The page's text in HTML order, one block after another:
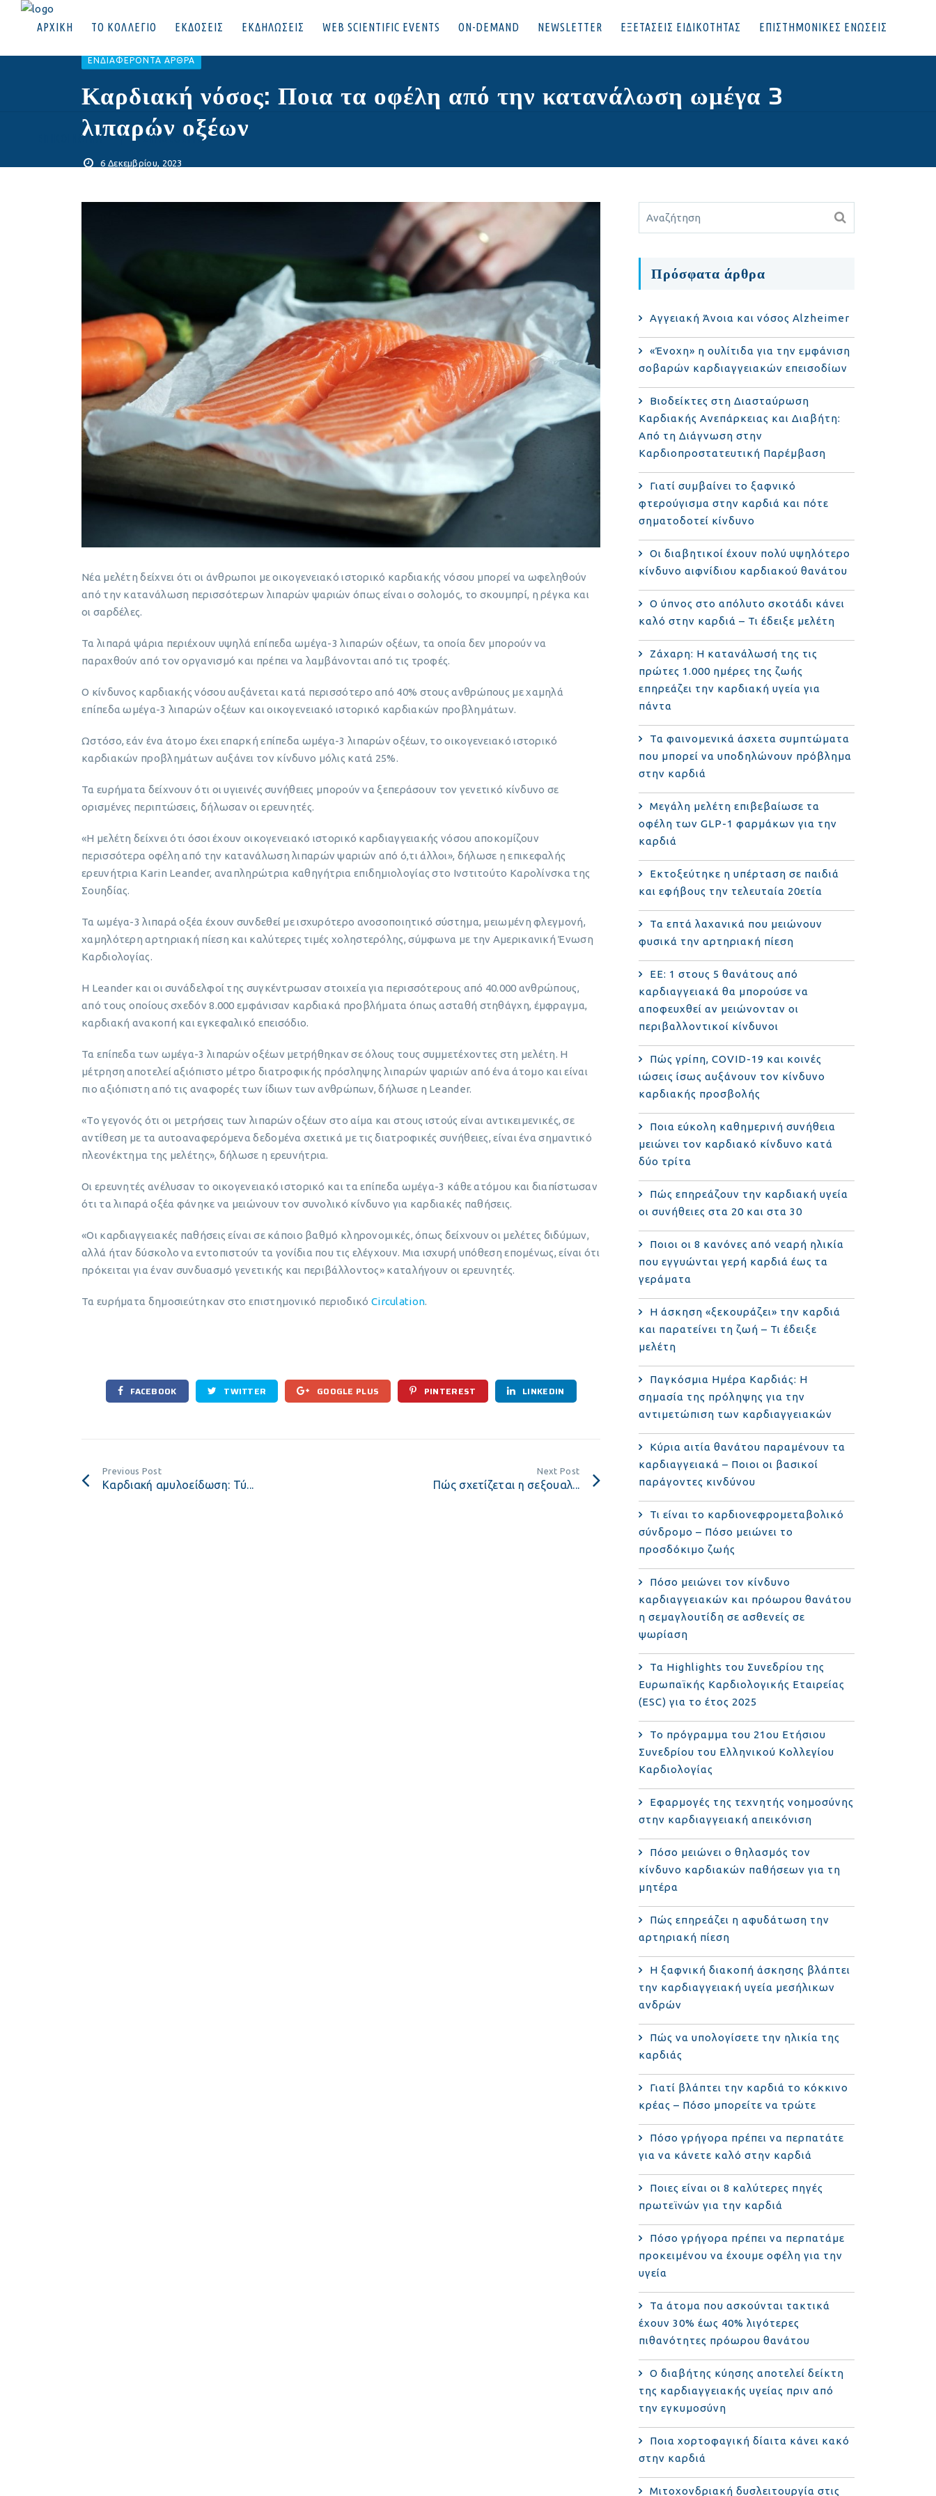
ΑΡΧΙΚΗ ΤΟ ΚΟΛΛΕΓΙΟ ΕΚΔΟΣΕΙΣ ΕΚΔΗΛΩΣΕΙΣ WEB SCIENTIFIC EVENTS ON-DEMAND NEWSLETTER ΕΞΕΤΑΣΕΙΣ ΕΙΔΙΚΟΤΗΤΑΣ ΕΠΙΣΤΗΜΟΝΙΚΕΣ ΕΝΩΣΕΙΣ
ΕΠΙΚΟΙΝΩΝΙΑ | ΣΥΝΔΕΘΕΙΤΕ
EΝΔΙΑΦΈΡΟΝΤΑ ΆΡΘΡΑ
Καρδιακή νόσος: Ποια τα οφέλη από την κατανάλωση ωμέγα 3
λιπαρών οξέων
6 Δεκεμβρίου, 2023
Νέα μελέτη δείχνει ότι οι άνθρωποι με οικογενειακό ιστορικό καρδιακής νόσου μπορεί να ωφεληθούν
από την κατανάλωση περισσότερων λιπαρών ψαριών όπως είναι ο σολομός, το σκουμπρί, η ρέγκα και
οι σαρδέλες.
Τα λιπαρά ψάρια περιέχουν υψηλά επίπεδα ωμέγα-3 λιπαρών οξέων, τα οποία δεν μπορούν να
παραχθούν από τον οργανισμό και πρέπει να λαμβάνονται από τις τροφές.
Ο κίνδυνος καρδιακής νόσου αυξάνεται κατά περισσότερο από 40% στους ανθρώπους με χαμηλά
επίπεδα ωμέγα-3 λιπαρών οξέων και οικογενειακό ιστορικό καρδιακών προβλημάτων.
Ωστόσο, εάν ένα άτομο έχει επαρκή επίπεδα ωμέγα-3 λιπαρών οξέων, το οικογενειακό ιστορικό
καρδιακών προβλημάτων αυξάνει τον κίνδυνο μόλις κατά 25%.
Τα ευρήματα δείχνουν ότι οι υγιεινές συνήθειες μπορούν να ξεπεράσουν τον γενετικό κίνδυνο σε
ορισμένες περιπτώσεις, δήλωσαν οι ερευνητές.
«Η μελέτη δείχνει ότι όσοι έχουν οικογενειακό ιστορικό καρδιαγγειακής νόσου αποκομίζουν
περισσότερα οφέλη από την κατανάλωση λιπαρών ψαριών από ό,τι άλλοι», δήλωσε η επικεφαλής
ερευνήτρια Karin Leander, αναπληρώτρια καθηγήτρια επιδημιολογίας στο Ινστιτούτο Καρολίνσκα της
Σουηδίας.
Τα ωμέγα-3 λιπαρά οξέα έχουν συνδεθεί με ισχυρότερο ανοσοποιητικό σύστημα, μειωμένη φλεγμονή,
χαμηλότερη αρτηριακή πίεση και καλύτερες τιμές χοληστερόλης, σύμφωνα με την Αμερικανική Ένωση
Καρδιολογίας.
Η Leander και οι συνάδελφοί της συγκέντρωσαν στοιχεία για περισσότερους από 40.000 ανθρώπους,
από τους οποίους σχεδόν 8.000 εμφάνισαν καρδιακά προβλήματα όπως ασταθή στηθάγχη, έμφραγμα,
καρδιακή ανακοπή και εγκεφαλικό επεισόδιο.
Τα επίπεδα των ωμέγα-3 λιπαρών οξέων μετρήθηκαν σε όλους τους συμμετέχοντες στη μελέτη. Η
μέτρηση αποτελεί αξιόπιστο μέτρο διατροφικής πρόσληψης λιπαρών ψαριών από ένα άτομο και είναι
πιο αξιόπιστη από τις αναφορές των ίδιων των ανθρώπων, δήλωσε η Leander.
«Το γεγονός ότι οι μετρήσεις των λιπαρών οξέων στο αίμα και στους ιστούς είναι αντικειμενικές, σε
αντίθεση με τα αυτοαναφερόμενα δεδομένα σχετικά με τις διατροφικές συνήθειες, είναι ένα σημαντικό
πλεονέκτημα της μελέτης», δήλωσε η ερευνήτρια.
Οι ερευνητές ανέλυσαν το οικογενειακό ιστορικό και τα επίπεδα ωμέγα-3 κάθε ατόμου και διαπίστωσαν
ότι τα λιπαρά οξέα φάνηκε να μειώνουν τον συνολικό κίνδυνο για καρδιακές παθήσεις.
«Οι καρδιαγγειακές παθήσεις είναι σε κάποιο βαθμό κληρονομικές, όπως δείχνουν οι μελέτες διδύμων,
αλλά ήταν δύσκολο να εντοπιστούν τα γονίδια που τις ελέγχουν. Μια ισχυρή υπόθεση επομένως, είναι ότι
πρόκειται για έναν συνδυασμό γενετικής και περιβάλλοντος» καταλήγουν οι ερευνητές.
Τα ευρήματα δημοσιεύτηκαν στο επιστημονικό περιοδικό Circulation.
FACEBOOK TWITTER GOOGLE PLUS PINTEREST LINKEDIN
Previous Post
Καρδιακή αμυλοείδωση: Τύ...
Next Post
Πώς σχετίζεται η σεξουαλ...
Πρόσφατα άρθρα
Αγγειακή Άνοια και νόσος Alzheimer
«Ένοχη» η ουλίτιδα για την εμφάνιση
σοβαρών καρδιαγγειακών επεισοδίων
Βιοδείκτες στη Διασταύρωση
Καρδιακής Ανεπάρκειας και Διαβήτη:
Από τη Διάγνωση στην
Καρδιοπροστατευτική Παρέμβαση
Γιατί συμβαίνει το ξαφνικό
φτερούγισμα στην καρδιά και πότε
σηματοδοτεί κίνδυνο
Οι διαβητικοί έχουν πολύ υψηλότερο
κίνδυνο αιφνίδιου καρδιακού θανάτου
Ο ύπνος στο απόλυτο σκοτάδι κάνει
καλό στην καρδιά – Τι έδειξε μελέτη
Ζάχαρη: Η κατανάλωσή της τις
πρώτες 1.000 ημέρες της ζωής
επηρεάζει την καρδιακή υγεία για
πάντα
Τα φαινομενικά άσχετα συμπτώματα
που μπορεί να υποδηλώνουν πρόβλημα
στην καρδιά
Μεγάλη μελέτη επιβεβαίωσε τα
οφέλη των GLP-1 φαρμάκων για την
καρδιά
Εκτοξεύτηκε η υπέρταση σε παιδιά
και εφήβους την τελευταία 20ετία
Τα επτά λαχανικά που μειώνουν
φυσικά την αρτηριακή πίεση
ΕΕ: 1 στους 5 θανάτους από
καρδιαγγειακά θα μπορούσε να
αποφευχθεί αν μειώνονταν οι
περιβαλλοντικοί κίνδυνοι
Πώς γρίπη, COVID-19 και κοινές
ιώσεις ίσως αυξάνουν τον κίνδυνο
καρδιακής προσβολής
Ποια εύκολη καθημερινή συνήθεια
μειώνει τον καρδιακό κίνδυνο κατά
δύο τρίτα
Πώς επηρεάζουν την καρδιακή υγεία
οι συνήθειες στα 20 και στα 30
Ποιοι οι 8 κανόνες από νεαρή ηλικία
που εγγυώνται γερή καρδιά έως τα
γεράματα
Η άσκηση «ξεκουράζει» την καρδιά
και παρατείνει τη ζωή – Τι έδειξε
μελέτη
Παγκόσμια Ημέρα Καρδιάς: Η
σημασία της πρόληψης για την
αντιμετώπιση των καρδιαγγειακών
Κύρια αιτία θανάτου παραμένουν τα
καρδιαγγειακά – Ποιοι οι βασικοί
παράγοντες κινδύνου
Τι είναι το καρδιονεφρομεταβολικό
σύνδρομο – Πόσο μειώνει το
προσδόκιμο ζωής
Πόσο μειώνει τον κίνδυνο
καρδιαγγειακών και πρόωρου θανάτου
η σεμαγλουτίδη σε ασθενείς σε
ψωρίαση
Τα Highlights του Συνεδρίου της
Ευρωπαϊκής Καρδιολογικής Εταιρείας
(ESC) για το έτος 2025
Το πρόγραμμα του 21ου Ετήσιου
Συνεδρίου του Ελληνικού Κολλεγίου
Καρδιολογίας
Εφαρμογές της τεχνητής νοημοσύνης
στην καρδιαγγειακή απεικόνιση
Πόσο μειώνει ο θηλασμός τον
κίνδυνο καρδιακών παθήσεων για τη
μητέρα
Πώς επηρεάζει η αφυδάτωση την
αρτηριακή πίεση
Η ξαφνική διακοπή άσκησης βλάπτει
την καρδιαγγειακή υγεία μεσήλικων
ανδρών
Πώς να υπολογίσετε την ηλικία της
καρδιάς
Γιατί βλάπτει την καρδιά το κόκκινο
κρέας – Πόσο μπορείτε να τρώτε
Πόσο γρήγορα πρέπει να περπατάτε
για να κάνετε καλό στην καρδιά
Ποιες είναι οι 8 καλύτερες πηγές
πρωτεϊνών για την καρδιά
Πόσο γρήγορα πρέπει να περπατάμε
προκειμένου να έχουμε οφέλη για την
υγεία
Τα άτομα που ασκούνται τακτικά
έχουν 30% έως 40% λιγότερες
πιθανότητες πρόωρου θανάτου
Ο διαβήτης κύησης αποτελεί δείκτη
της καρδιαγγειακής υγείας πριν από
την εγκυμοσύνη
Ποια χορτοφαγική δίαιτα κάνει κακό
στην καρδιά
Μιτοχονδριακή δυσλειτουργία στις